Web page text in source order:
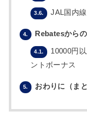
3.6. JAL国内
4. Rebatesから
4.1.
10000円
ントボーナス
5. おわりに（まと